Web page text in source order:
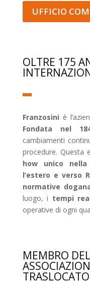
UFFICIO
OLTRE 175
Franzosini è
Fondata nel
cambiamenti
procedure. Questa
how unico
l’estero e verso
normative
luogo, i tempi
operative di ogni
MEMBRO